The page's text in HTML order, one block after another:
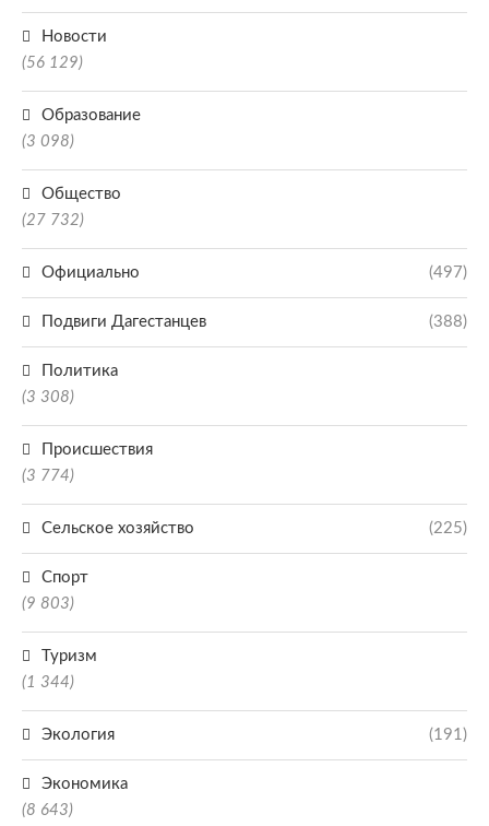
Новости
(56 129)
Образование
(3 098)
Общество
(27 732)
Официально (497)
Подвиги Дагестанцев (388)
Политика
(3 308)
Происшествия
(3 774)
Сельское хозяйство (225)
Спорт
(9 803)
Туризм
(1 344)
Экология (191)
Экономика
(8 643)